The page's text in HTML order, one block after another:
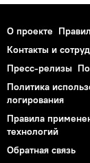
О проекте
Контакты и
Пресс-релизы
Политика
логирования
Правила
технологий
Обратная связь